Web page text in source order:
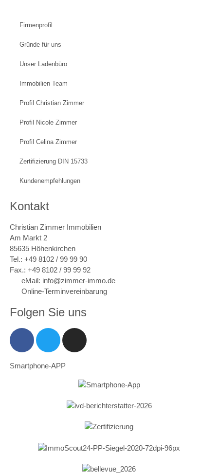
Firmenprofil
Gründe für uns
Unser Ladenbüro
Immobilien Team
Profil Christian Zimmer
Profil Nicole Zimmer
Profil Celina Zimmer
Zertifizierung DIN 15733
Kundenempfehlungen
Kontakt
Christian Zimmer Immobilien
Am Markt 2
85635 Höhenkirchen
Tel.: +49 8102 / 99 99 90
Fax.: +49 8102 / 99 99 92
eMail: info@zimmer-immo.de
Online-Terminvereinbarung
Folgen Sie uns
Smartphone-APP